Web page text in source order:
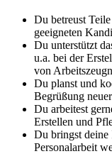
Du betreust
geeigneten
Du unterstützt
u.a. bei der
von
Du planst und
Begrüßung
Du arbeitest
Erstellen und
Du bringst
Personalarbeit